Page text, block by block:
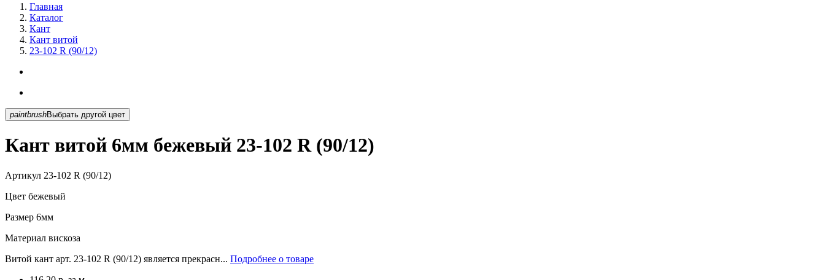
Главная
Каталог
Кант
Кант витой
23-102 R (90/12)
paintbrush Выбрать другой цвет
Кант витой 6мм бежевый 23-102 R (90/12)
Артикул 23-102 R (90/12)
Цвет бежевый
Размер 6мм
Материал вискоза
Витой кант арт. 23-102 R (90/12) является прекрасн... Подробнее о товаре